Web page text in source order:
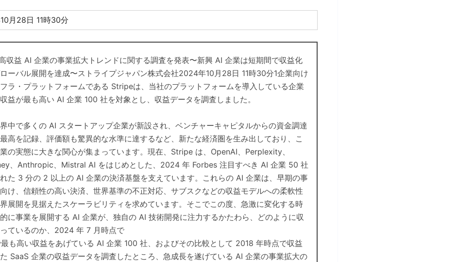
月28日 11時30分
収益 AI 企業の事業拡大トレンドに関する調査を発表〜新興 AI 企業は短期間で収益化
ーバル展開を達成〜ストライプジャパン株式会社2024年10月28日 11時30分1企業向け
ラ・プラットフォームである Stripeは、当社のプラットフォームを導入している企業
益が最も高い AI 企業 100 社を対象とし、収益データを調査しました。
中で多くの AI スタートアップ企業が新設され、ベンチャーキャピタルからの資金調達
高を記録、評価額も驚異的な水準に達するなど、新たな経済圏を生み出しており、こ
の実態に大きな関心が集まっています。現在、Stripe は、OpenAI、Perplexity、
、Anthropic、Mistral AI をはじめとした、2024 年 Forbes 注目すべき AI 企業 50 社
た 3 分の 2 以上の AI 企業の決済基盤を支えています。これらの AI 企業は、早期の事
け、信頼性の高い決済、世界基準の不正対応、サブスクなどの収益モデルへの柔軟性
展開を見据えたスケーラビリティを求めています。そこでこの度、急激に変化する時
に事業を展開する AI 企業が、独自の AI 技術開発に注力するかたわら、どのように収
ているのか、2024 年 7 月時点で
も高い収益をあげている AI 企業 100 社、およびその比較として 2018 年時点で収益
SaaS 企業の収益データを調査したところ、急成長を遂げている AI 企業の事業拡大の